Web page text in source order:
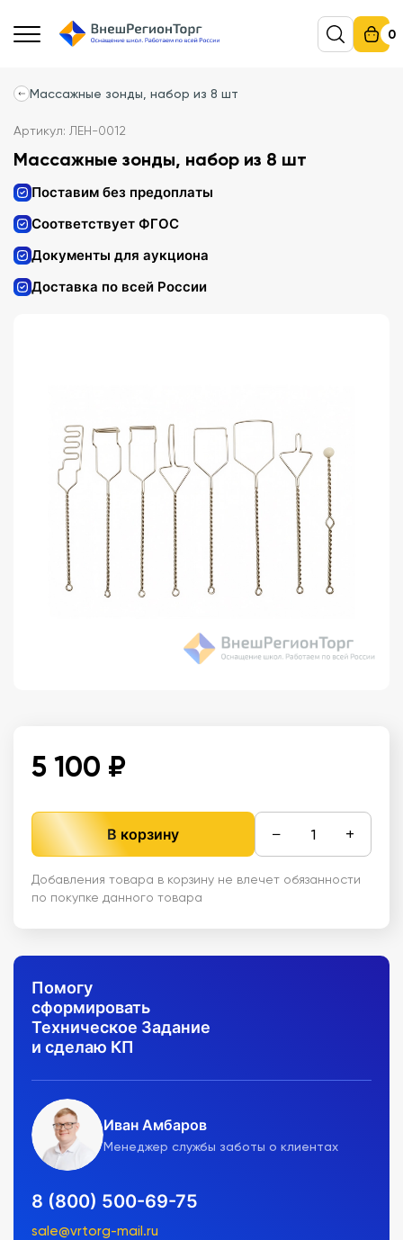
0
Массажные зонды, набор из 8 шт
Артикул: ЛЕН-0012
Массажные зонды, набор из 8 шт
Поставим без предоплаты
Соответствует ФГОС
Документы для аукциона
Доставка по всей России
5 100 ₽
В корзину − +
Добавления товара в корзину не влечет обязанности
по покупке данного товара
Помогу
сформировать
Техническое Задание
и сделаю КП
Иван Амбаров
Менеджер службы заботы о клиентах
8 (800) 500-69-75
sale@vrtorg-mail.ru